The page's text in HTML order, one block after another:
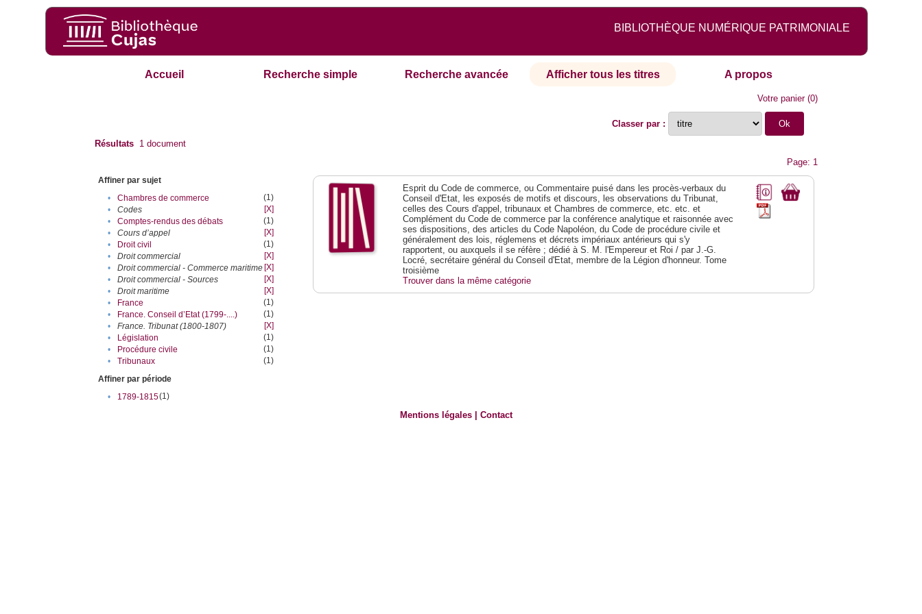
BIBLIOTHÈQUE NUMÉRIQUE PATRIMONIALE
Accueil Recherche simple Recherche avancée Afficher tous les titres A propos
Votre panier(0)
Classer par :
Résultats 1 document
Page: 1
Affiner par sujet
•
Chambres de commerce
(1)
•
Codes
[X]
•
Comptes-rendus des débats
(1)
•
Cours d’appel
[X]
•
Droit civil
(1)
•
Droit commercial
[X]
•
Droit commercial - Commerce maritime [X]
•
Droit commercial - Sources
[X]
•
Droit maritime
[X]
•
France
(1)
•
France. Conseil d’Etat (1799-....)
(1)
•
France. Tribunat (1800-1807)
[X]
•
Législation
(1)
•
Procédure civile
(1)
•
Tribunaux
(1)
Affiner par période
•
1789-1815(1)
Esprit du Code de commerce, ou Commentaire puisé dans les procès-verbaux du
Conseil d'Etat, les exposés de motifs et discours, les observations du Tribunat,
celles des Cours d'appel, tribunaux et Chambres de commerce, etc. etc. et
Complément du Code de commerce par la conférence analytique et raisonnée avec
ses dispositions, des articles du Code Napoléon, du Code de procédure civile et
généralement des lois, réglemens et décrets impériaux antérieurs qui s'y
rapportent, ou auxquels il se réfère ; dédié à S. M. l'Empereur et Roi / par J.-G.
Locré, secrétaire général du Conseil d'Etat, membre de la Légion d'honneur. Tome
troisième
Trouver dans la même catégorie
Mentions légales |Contact